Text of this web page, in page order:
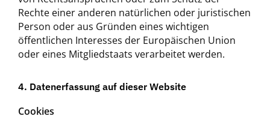
Rechte einer anderen natürlichen oder juristischen
Person oder aus Gründen eines wichtigen
öffentlichen Interesses der Europäischen Union
oder eines Mitgliedstaats verarbeitet werden.
4. Datenerfassung auf dieser Website
Cookies